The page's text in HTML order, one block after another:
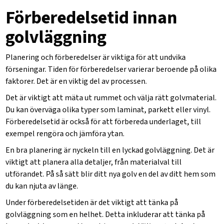
Förberedelsetid innan
golvläggning
Planering och förberedelser är viktiga för att undvika
förseningar. Tiden för förberedelser varierar beroende på olika
faktorer. Det är en viktig del av processen.
Det är viktigt att mäta ut rummet och välja rätt golvmaterial.
Du kan överväga olika typer som laminat, parkett eller vinyl.
Förberedelsetidär också för att förbereda underlaget, till
exempel rengöra och jämföra ytan.
En bra planeringär nyckeln till en lyckad golvläggning. Det är
viktigt att planera alla detaljer, från materialval till
utförandet. På så sätt blir ditt nya golv en del av ditt hem som
du kan njuta av länge.
Under förberedelsetiden är det viktigt att tänka på
golvläggningsom en helhet. Detta inkluderar att tänka på